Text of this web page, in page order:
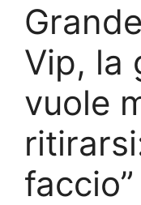
Vip, la
vuole
faccio”